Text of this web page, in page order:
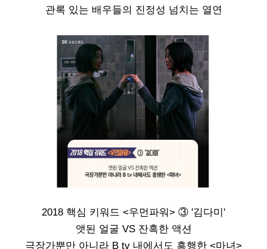
관록 있는 배우들의 진정성 넘치는 열연
2018 핵심 키워드 <우먼파워> ③ '김다미'
앳된 얼굴 VS 잔혹한 액션
극장가뿐만 아니라 B tv 내에서도 흥행한 <마녀>